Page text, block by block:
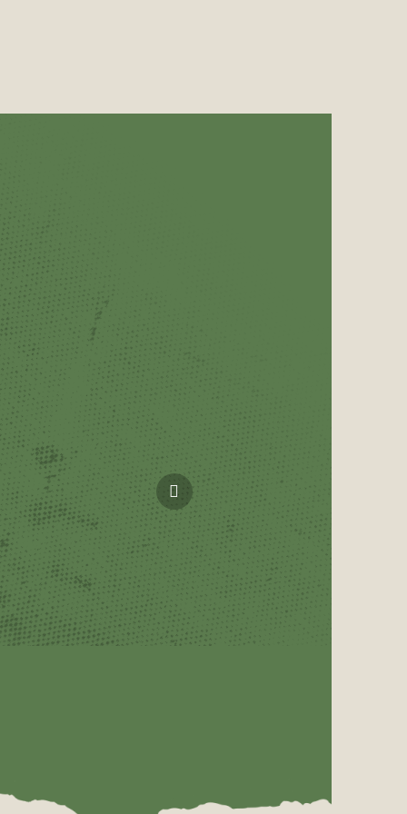
Další
produkt